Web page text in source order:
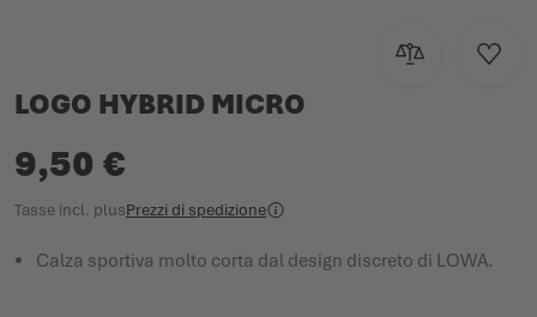
Aggiungi al
LOGO HYBRID MICRO
9,50 €
Tasse incl. plusPrezzi di spedizione
Calza sportiva molto corta dal design discreto di LOWA.